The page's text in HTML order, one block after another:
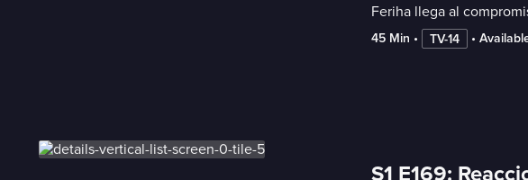
Feriha llega al
45 Min • TV-14 •
S1 E169: